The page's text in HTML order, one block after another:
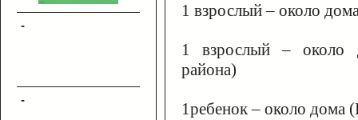
-
-
1 взрослый – около
1 взрослый – около
района)
1ребенок – около дома